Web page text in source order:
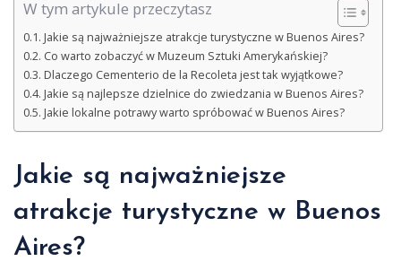
W tym artykule przeczytasz
Jakie są najważniejsze atrakcje turystyczne w Buenos Aires?
Co warto zobaczyć w Muzeum Sztuki Amerykańskiej?
Dlaczego Cementerio de la Recoleta jest tak wyjątkowe?
Jakie są najlepsze dzielnice do zwiedzania w Buenos Aires?
Jakie lokalne potrawy warto spróbować w Buenos Aires?
Jakie są najważniejsze
atrakcje turystyczne w Buenos
Aires?